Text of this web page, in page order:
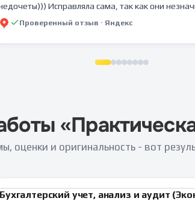
Исправляла сама, так как они
Просто препод оказалась очень строгая. Спасибо
Проверенный отзыв · Яндекс
«
оценки и оригинальность - вот
Бухгалтерский учет, анализ и аудит